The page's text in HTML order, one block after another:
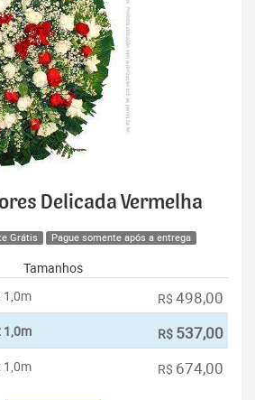
Delicada Vermelha
Grátis Pague somente após a entrega
Tamanhos
1,0m
R$ 498,00
1,0m R$ 537,00
1,0m R$ 674,00